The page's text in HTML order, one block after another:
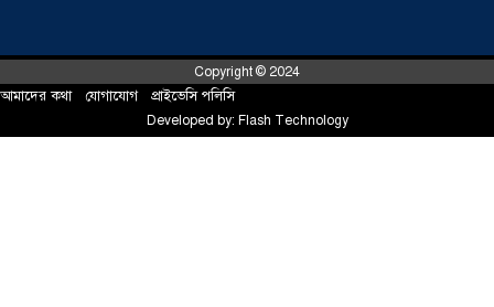
Copyright © 2024
আমাদের কথা যোগাযোগ প্রাইভেসি পলিসি
Developed by: Flash Technology